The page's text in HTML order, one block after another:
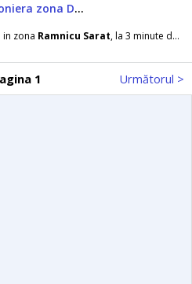
Inchiriere garsoniera zona Dristor
in zona Ramnicu Sarat, la 3 minute de mers pe jos de statia de metrou Dristor
1 Următorul >